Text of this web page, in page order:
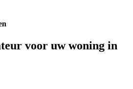
voor uw woning in